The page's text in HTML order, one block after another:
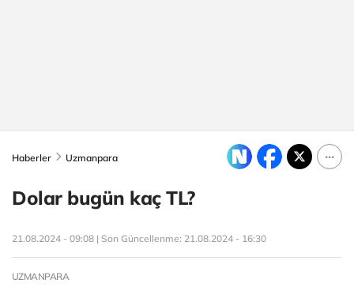
Haberler Uzmanpara
Dolar bugün kaç TL?
21.08.2024 - 09:08 | Son Güncellenme: 21.08.2024 - 16:30
UZMANPARA